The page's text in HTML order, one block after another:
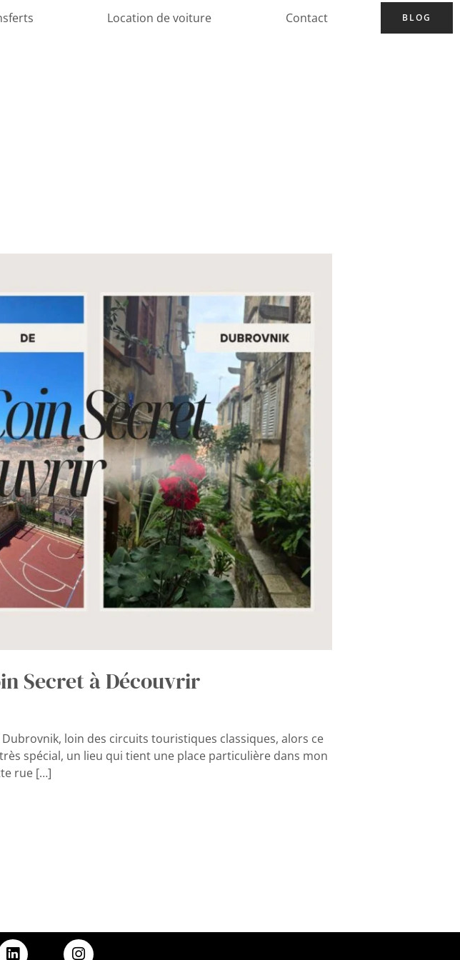
Location de voiture Contact BLOG
Secret à Découvrir
loin des circuits touristiques classiques, alors ce
spécial, un lieu qui tient une place particulière dans mon
rue […]
L I